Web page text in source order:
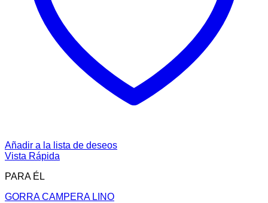
Añadir a la lista de deseos
Vista Rápida
PARA ÉL
GORRA CAMPERA LINO